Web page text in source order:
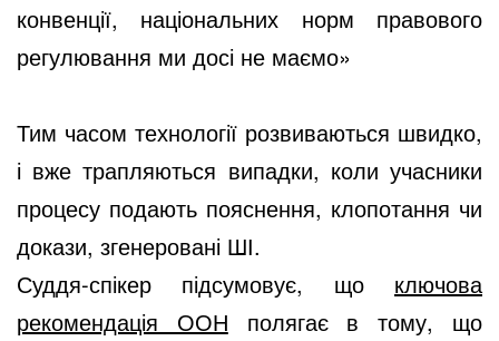
конвенції, національних норм правового
регулювання ми досі не маємо»
Тим часом технології розвиваються швидко,
і вже трапляються випадки, коли учасники
процесу подають пояснення, клопотання чи
докази, згенеровані ШІ.
Суддя-спікер підсумовує, що ключова
рекомендація ООН полягає в тому, що